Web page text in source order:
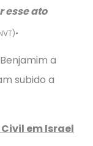
esse ato
.
a
subido a
em Israel